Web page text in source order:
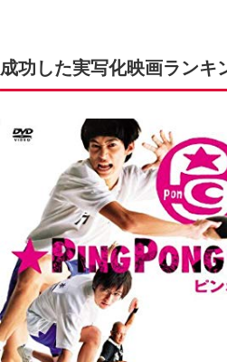
成功した実写化映画ランキ